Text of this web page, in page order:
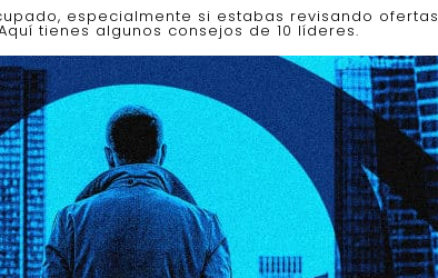
especialmente si estabas revisando ofertas
tienes algunos consejos de 10 líderes.